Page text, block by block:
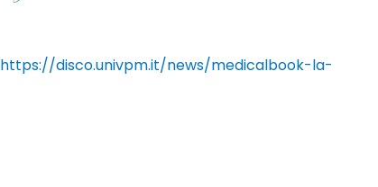
https://disco.univpm.it/news/medicalbook-la-